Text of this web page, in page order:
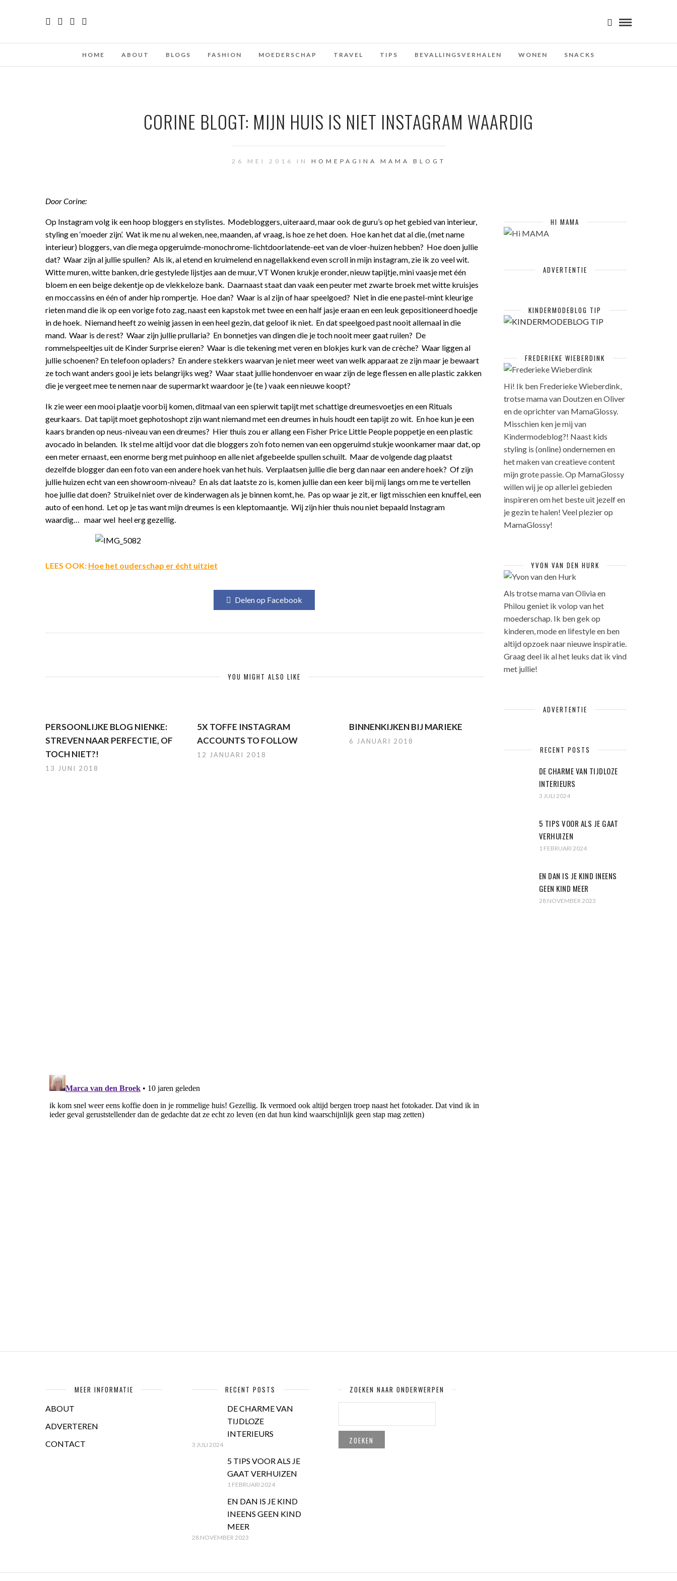
HOME ABOUT BLOGS FASHION MOEDERSCHAP TRAVEL TIPS BEVALLINGSVERHALEN WONEN SNACKS
CORINE BLOGT: MIJN HUIS IS NIET INSTAGRAM WAARDIG
26 MEI 2016 IN HOMEPAGINA MAMA BLOGT
Door Corine:
Op Instagram volg ik een hoop bloggers en stylistes. Modebloggers, uiteraard, maar ook de guru’s op het gebied van interieur,
styling en ‘moeder zijn’. Wat ik me nu al weken, nee, maanden, af vraag, is hoe ze het doen. Hoe kan het dat al die, (met name
interieur) bloggers, van die mega opgeruimde-monochrome-lichtdoorlatende-eet van de vloer-huizen hebben? Hoe doen jullie
dat? Waar zijn al jullie spullen? Als ik, al etend en kruimelend en nagellakkend even scroll in mijn instagram, zie ik zo veel wit.
Witte muren, witte banken, drie gestylede lijstjes aan de muur, VT Wonen krukje eronder, nieuw tapijtje, mini vaasje met één
bloem en een beige dekentje op de vlekkeloze bank. Daarnaast staat dan vaak een peuter met zwarte broek met witte kruisjes
en moccassins en één of ander hip rompertje. Hoe dan? Waar is al zijn of haar speelgoed? Niet in die ene pastel-mint kleurige
rieten mand die ik op een vorige foto zag, naast een kapstok met twee en een half jasje eraan en een leuk gepositioneerd hoedje
in de hoek. Niemand heeft zo weinig jassen in een heel gezin, dat geloof ik niet. En dat speelgoed past nooit allemaal in die
mand. Waar is de rest? Waar zijn jullie prullaria? En bonnetjes van dingen die je toch nooit meer gaat ruilen? De
rommelspeeltjes uit de Kinder Surprise eieren? Waar is die tekening met veren en blokjes kurk van de crèche? Waar liggen al
jullie schoenen? En telefoon opladers? En andere stekkers waarvan je niet meer weet van welk apparaat ze zijn maar je bewaart
ze toch want anders gooi je iets belangrijks weg? Waar staat jullie hondenvoer en waar zijn de lege flessen en alle plastic zakken
die je vergeet mee te nemen naar de supermarkt waardoor je (te ) vaak een nieuwe koopt?
Ik zie weer een mooi plaatje voorbij komen, ditmaal van een spierwit tapijt met schattige dreumesvoetjes en een Rituals
geurkaars. Dat tapijt moet gephotoshopt zijn want niemand met een dreumes in huis houdt een tapijt zo wit. En hoe kun je een
kaars branden op neus-niveau van een dreumes? Hier thuis zou er allang een Fisher Price Little People poppetje en een plastic
avocado in belanden. Ik stel me altijd voor dat die bloggers zo’n foto nemen van een opgeruimd stukje woonkamer maar dat, op
een meter ernaast, een enorme berg met puinhoop en alle niet afgebeelde spullen schuilt. Maar de volgende dag plaatst
dezelfde blogger dan een foto van een andere hoek van het huis. Verplaatsen jullie die berg dan naar een andere hoek? Of zijn
jullie huizen echt van een showroom-niveau? En als dat laatste zo is, komen jullie dan een keer bij mij langs om me te vertellen
hoe jullie dat doen? Struikel niet over de kinderwagen als je binnen komt, he. Pas op waar je zit, er ligt misschien een knuffel, een
auto of een hond. Let op je tas want mijn dreumes is een kleptomaantje. Wij zijn hier thuis nou niet bepaald Instagram
waardig… maar wel heel erg gezellig.
LEES OOK: Hoe het ouderschap er écht uitziet
Delen op Facebook
YOU MIGHT ALSO LIKE
PERSOONLIJKE BLOG NIENKE:
STREVEN NAAR PERFECTIE, OF
TOCH NIET?!
13 JUNI 2018
5X TOFFE INSTAGRAM
ACCOUNTS TO FOLLOW
12 JANUARI 2018
BINNENKIJKEN BIJ MARIEKE
6 JANUARI 2018
HI MAMA
ADVERTENTIE
KINDERMODEBLOG TIP
FREDERIEKE WIEBERDINK
Hi! Ik ben Frederieke Wieberdink,
trotse mama van Doutzen en Oliver
en de oprichter van MamaGlossy.
Misschien ken je mij van
Kindermodeblog?! Naast kids
styling is (online) ondernemen en
het maken van creatieve content
mijn grote passie. Op MamaGlossy
willen wij je op allerlei gebieden
inspireren om het beste uit jezelf en
je gezin te halen! Veel plezier op
MamaGlossy!
YVON VAN DEN HURK
Als trotse mama van Olivia en
Philou geniet ik volop van het
moederschap. Ik ben gek op
kinderen, mode en lifestyle en ben
altijd opzoek naar nieuwe inspiratie.
Graag deel ik al het leuks dat ik vind
met jullie!
ADVERTENTIE
RECENT POSTS
DE CHARME VAN TIJDLOZE
INTERIEURS
3 JULI 2024
5 TIPS VOOR ALS JE GAAT
VERHUIZEN
1 FEBRUARI 2024
EN DAN IS JE KIND INEENS
GEEN KIND MEER
28 NOVEMBER 2023
MEER INFORMATIE
ABOUT
ADVERTEREN
CONTACT
RECENT POSTS
DE CHARME VAN
TIJDLOZE
INTERIEURS
3 JULI 2024
5 TIPS VOOR ALS JE
GAAT VERHUIZEN
1 FEBRUARI 2024
EN DAN IS JE KIND
INEENS GEEN KIND
MEER
28 NOVEMBER 2023
ZOEKEN NAAR ONDERWERPEN